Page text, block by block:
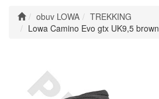
obuv LOWA
TREKKING
Lowa Camino Evo gtx UK9,5 brown